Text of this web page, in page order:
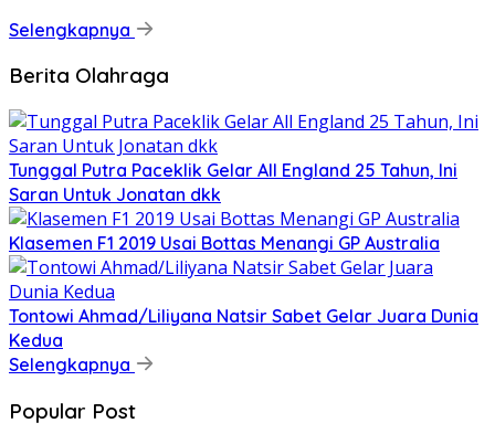
Selengkapnya
Berita Olahraga
Tunggal Putra Paceklik Gelar All England 25 Tahun, Ini
Saran Untuk Jonatan dkk
Klasemen F1 2019 Usai Bottas Menangi GP Australia
Tontowi Ahmad/Liliyana Natsir Sabet Gelar Juara Dunia
Kedua
Selengkapnya
Popular Post